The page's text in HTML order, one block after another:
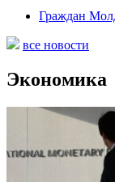
Граждан
все новости
Экономика